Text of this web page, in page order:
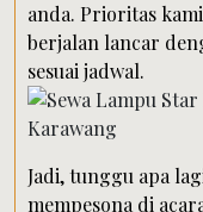
anda. Prioritas
berjalan lancar
sesuai jadwal.
Jadi, tunggu apa
mempesona di